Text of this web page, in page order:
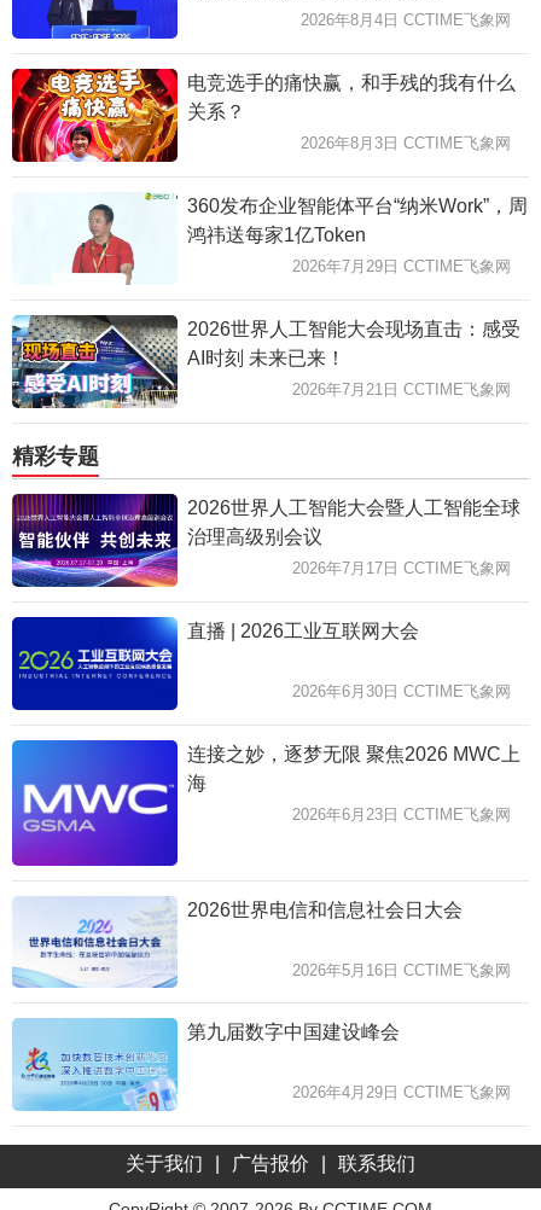
2026年8月4日 CCTIME飞象网
电竞选手的痛快赢，和手残的我有什么
关系？
2026年8月3日 CCTIME飞象网
360发布企业智能体平台“纳米Work”，周
鸿祎送每家1亿Token
2026年7月29日 CCTIME飞象网
2026世界人工智能大会现场直击：感受
AI时刻 未来已来！
2026年7月21日 CCTIME飞象网
精彩专题
2026世界人工智能大会暨人工智能全球
治理高级别会议
2026年7月17日 CCTIME飞象网
直播 | 2026工业互联网大会
2026年6月30日 CCTIME飞象网
连接之妙，逐梦无限 聚焦2026 MWC上
海
2026年6月23日 CCTIME飞象网
2026世界电信和信息社会日大会
2026年5月16日 CCTIME飞象网
第九届数字中国建设峰会
2026年4月29日 CCTIME飞象网
关于我们 广告报价 联系我们